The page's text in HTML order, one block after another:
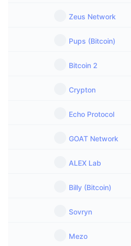
Zeus Network
Pups (Bitcoin)
Bitcoin 2
Crypton
Echo Protocol
GOAT Network
ALEX Lab
Billy (Bitcoin)
Sovryn
Mezo